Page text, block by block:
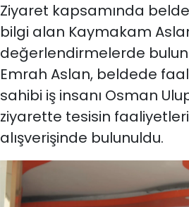
Ziyaret kapsamında
bilgi alan Kaymakam
değerlendirmelerde
Emrah Aslan, beldede
sahibi iş insanı Osman
ziyarette tesisin
alışverişinde bulunuldu.